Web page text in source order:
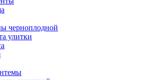
черноплодной
улитки